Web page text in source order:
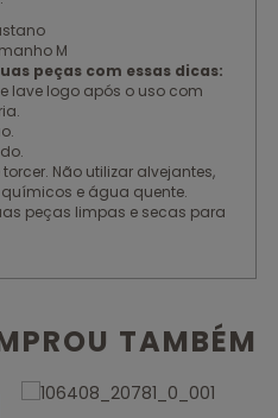
M
peças com essas dicas:
lave logo após o uso com
Não utilizar alvejantes,
e água quente.
peças limpas e secas para
TAMBÉM